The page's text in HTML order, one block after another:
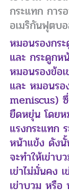
กระแทก การ
อเมริกันฟุตบ
หมอนรองกร
และ กระดูกห
หมอนรองข้อ
และ หมอนร
meniscus)
ยืดหยุ่น โดยห
แรงกระแทก
หน้าแข้ง ดังนั้
จะทำให้เข่า
เข่าไม่มั่นคง
เข่าบวม หรือ